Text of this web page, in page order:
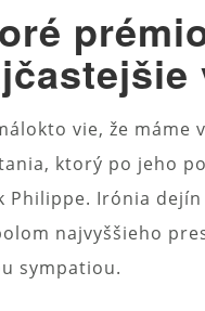
vie, že máme
ktorý po jeho
Philippe. Irónia
najvyššieho
sympatiou.